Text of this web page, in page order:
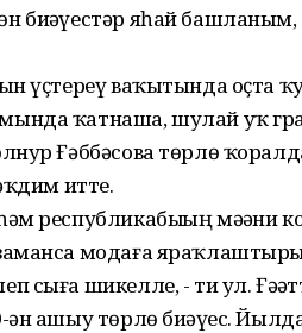
биҙәүестәр яһай башланым,
үҫтереү ваҡытында оҫта
ҡатнаша, шулай уҡ
Ғәббәсова төрлө
итте.
республикабыҙҙың
модаға
сыға шикелле, - ти ул.
ашыу төрлө биҙәүес.